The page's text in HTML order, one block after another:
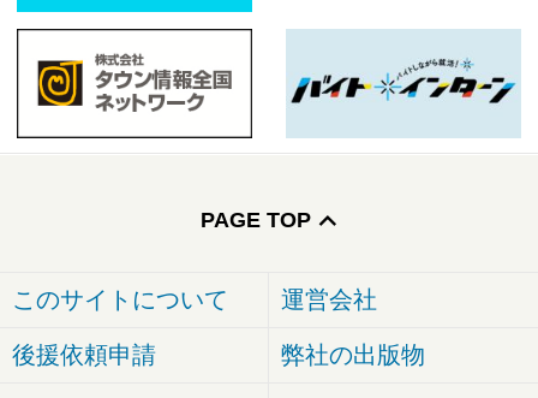
PAGE TOP
このサイトについて 運営会社
後援依頼申請 弊社の出版物